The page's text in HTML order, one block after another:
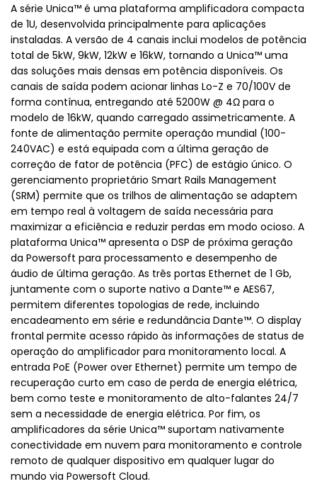
A série Unica™ é uma plataforma amplificadora compacta
de 1U, desenvolvida principalmente para aplicações
instaladas. A versão de 4 canais inclui modelos de potência
total de 5kW, 9kW, 12kW e 16kW, tornando a Unica™ uma
das soluções mais densas em potência disponíveis. Os
canais de saída podem acionar linhas Lo-Z e 70/100V de
forma contínua, entregando até 5200W @ 4Ω para o
modelo de 16kW, quando carregado assimetricamente. A
fonte de alimentação permite operação mundial (100-
240VAC) e está equipada com a última geração de
correção de fator de potência (PFC) de estágio único. O
gerenciamento proprietário Smart Rails Management
(SRM) permite que os trilhos de alimentação se adaptem
em tempo real à voltagem de saída necessária para
maximizar a eficiência e reduzir perdas em modo ocioso. A
plataforma Unica™ apresenta o DSP de próxima geração
da Powersoft para processamento e desempenho de
áudio de última geração. As três portas Ethernet de 1 Gb,
juntamente com o suporte nativo a Dante™ e AES67,
permitem diferentes topologias de rede, incluindo
encadeamento em série e redundância Dante™. O display
frontal permite acesso rápido às informações de status de
operação do amplificador para monitoramento local. A
entrada PoE (Power over Ethernet) permite um tempo de
recuperação curto em caso de perda de energia elétrica,
bem como teste e monitoramento de alto-falantes 24/7
sem a necessidade de energia elétrica. Por fim, os
amplificadores da série Unica™ suportam nativamente
conectividade em nuvem para monitoramento e controle
remoto de qualquer dispositivo em qualquer lugar do
mundo via Powersoft Cloud.